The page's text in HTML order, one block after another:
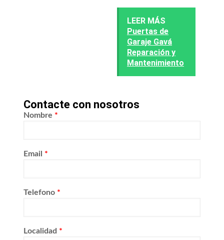
LEER MÁS
Puertas de
Garaje Gavá
Reparación y
Mantenimiento
Contacte con nosotros
Nombre *
Email *
Telefono *
Localidad *